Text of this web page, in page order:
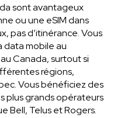
sont avantageux
ou une eSIM dans
pas d’itinérance. Vous
data mobile au
Canada, surtout si
régions,
Vous bénéficiez des
plus grands opérateurs
Bell, Telus et Rogers.